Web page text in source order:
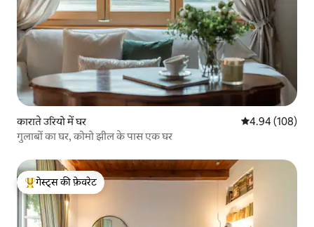
काराते उरियो में घर औसत रेटिंग 5 में से
4.94 (108)
गुलाबों का घर, कोमो झील के पास एक घर
गेस्ट्स का टॉप फ़ेवरेट
गेस्ट्स की फ़ेवरेट